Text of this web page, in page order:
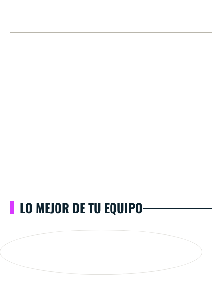
LO MEJOR DE TU EQUIPO